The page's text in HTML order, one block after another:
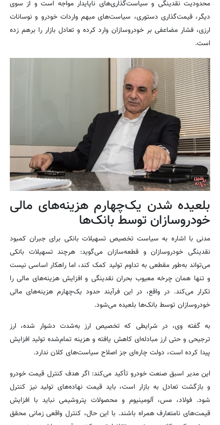
محدودیت نقدینگی و سیاست‌گذاری‌های ناپایدار مواجه است و از سوی
دیگر، قیمت‌گذاری دستوری، سیاست‌های مبهم واردات خودرو و نوسانات
ارزی، فشار مضاعفی بر خودروسازان وارد کرده و تعادل بازار را برهم زده
است.
بلعیده شدن یک‌چهارم هزینه‌های مالی
خودروسازان توسط بانک‌ها
مدنی با اشاره به سیاست تخصیص تسهیلات بانکی برای جبران کمبود
نقدینگی خودروسازان و قطعه‌سازان می‌گوید: هرچند تسهیلات بانکی
می‌تواند به‌طور مقطعی به تداوم تولید کمک کند، اما راهکار اساسی نیست
و تنها همان چرخه معیوب بحران نقدینگی و افزایش هزینه‌های مالی را
تکرار می‌کند. در واقع، در این فرآیند حدود یک‌چهارم هزینه‌های مالی
خودروسازان توسط بانک‌ها بلعیده می‌شود.
به گفته وی، در شرایطی که تخصیص ارز به‌شدت دشوار شده، ارز
ترجیحی و حتی ارز مبادله‌ای کاهش یافته و هزینه تمام‌شده تولید افزایش
پیدا کرده است، دولت چاره‌ای جز اصلاح سیاست‌های کلان ندارد.
این مدیر اسبق صنعت خودرو تأکید می‌کند: اگر هدف کنترل قیمت خودرو
و بازگشت تعادل به بازار است، باید قیمت نهاده‌های تولید نیز کنترل
شود. فولاد، مس، آلومینیوم و محصولات پتروشیمی نباید با افزایش
قیمت‌های نامتعارف همراه باشند. با این حال، کنترل واقعی زمانی محقق